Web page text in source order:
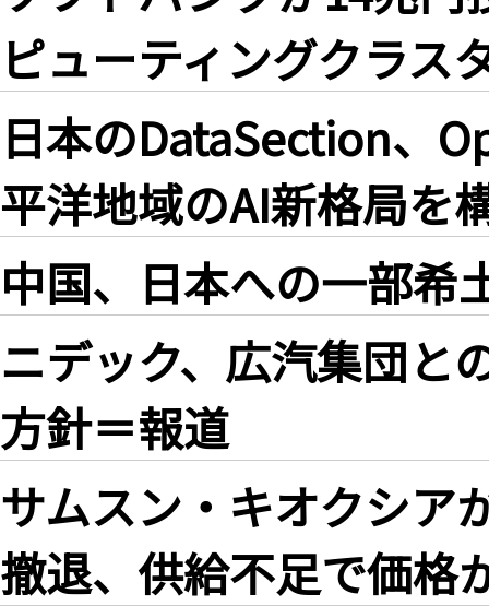
ピューティングクラス
日本のDataSection、
平洋地域のAI新格局を
中国、日本への一部希
ニデック、広汽集団と
方針＝報道
サムスン・キオクシア
撤退、供給不足で価格